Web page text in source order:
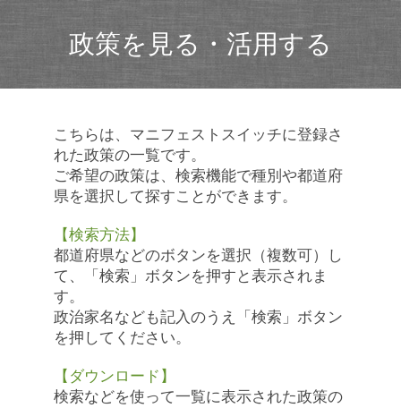
政策を見る・活用する
こちらは、マニフェストスイッチに登録さ
れた政策の一覧です。
ご希望の政策は、検索機能で種別や都道府
県を選択して探すことができます。
【検索方法】
都道府県などのボタンを選択（複数可）し
て、「検索」ボタンを押すと表示されま
す。
政治家名なども記入のうえ「検索」ボタン
を押してください。
【ダウンロード】
検索などを使って一覧に表示された政策の